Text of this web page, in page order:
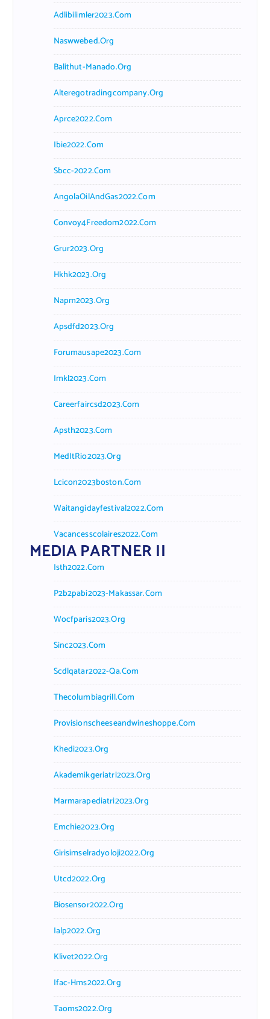
Adlibilimler2023.com
Naswwebed.org
Balithut-Manado.org
Alteregotradingcompany.org
Aprce2022.com
Ibie2022.com
Sbcc-2022.com
AngolaOilAndGas2022.com
Convoy4Freedom2022.com
Grur2023.org
Hkhk2023.org
Napm2023.org
Apsdfd2023.org
Forumausape2023.com
Imkl2023.com
Careerfaircsd2023.com
Apsth2023.com
MedItRio2023.org
Lcicon2023boston.com
Waitangidayfestival2022.com
Vacancesscolaires2022.com
MEDIA PARTNER II
Isth2022.com
P2b2pabi2023-Makassar.com
Wocfparis2023.org
Sinc2023.com
Scdlqatar2022-Qa.com
Thecolumbiagrill.com
Provisionscheeseandwineshoppe.com
Khedi2023.org
Akademikgeriatri2023.org
Marmarapediatri2023.org
Emchie2023.org
Girisimselradyoloji2022.org
Utcd2022.org
Biosensor2022.org
Ialp2022.org
Klivet2022.org
Ifac-Hms2022.org
Taoms2022.org